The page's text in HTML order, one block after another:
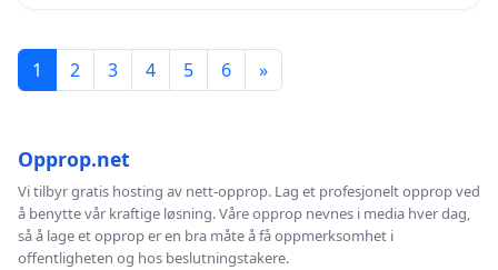
1 2 3 4 5 6 »
Opprop.net
Vi tilbyr gratis hosting av nett-opprop. Lag et profesjonelt opprop ved
å benytte vår kraftige løsning. Våre opprop nevnes i media hver dag,
så å lage et opprop er en bra måte å få oppmerksomhet i
offentligheten og hos beslutningstakere.